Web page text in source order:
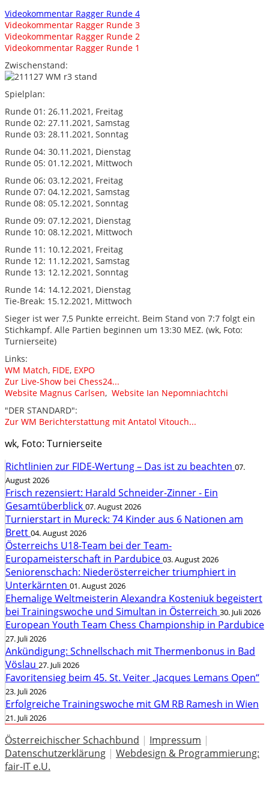
Videokommentar Ragger Runde 4
Videokommentar Ragger Runde 3
Videokommentar Ragger Runde 2
Videokommentar Ragger Runde 1
Zwischenstand:
Spielplan:
Runde 01: 26.11.2021, Freitag
Runde 02: 27.11.2021, Samstag
Runde 03: 28.11.2021, Sonntag
Runde 04: 30.11.2021, Dienstag
Runde 05: 01.12.2021, Mittwoch
Runde 06: 03.12.2021, Freitag
Runde 07: 04.12.2021, Samstag
Runde 08: 05.12.2021, Sonntag
Runde 09: 07.12.2021, Dienstag
Runde 10: 08.12.2021, Mittwoch
Runde 11: 10.12.2021, Freitag
Runde 12: 11.12.2021, Samstag
Runde 13: 12.12.2021, Sonntag
Runde 14: 14.12.2021, Dienstag
Tie-Break: 15.12.2021, Mittwoch
Sieger ist wer 7,5 Punkte erreicht. Beim Stand von 7:7 folgt ein
Stichkampf. Alle Partien beginnen um 13:30 MEZ. (wk, Foto:
Turnierseite)
Links:
WM Match, FIDE, EXPO
Zur Live-Show bei Chess24...
Website Magnus Carlsen, Website Ian Nepomniachtchi
"DER STANDARD":
Zur WM Berichterstattung mit Antatol Vitouch...
wk, Foto: Turnierseite
Richtlinien zur FIDE-Wertung – Das ist zu beachten 07.
August 2026
Frisch rezensiert: Harald Schneider-Zinner - Ein
Gesamtüberblick 07. August 2026
Turnierstart in Mureck: 74 Kinder aus 6 Nationen am
Brett 04. August 2026
Österreichs U18-Team bei der Team-
Europameisterschaft in Pardubice 03. August 2026
Seniorenschach: Niederösterreicher triumphiert in
Unterkärnten 01. August 2026
Ehemalige Weltmeisterin Alexandra Kosteniuk begeistert
bei Trainingswoche und Simultan in Österreich 30. Juli 2026
European Youth Team Chess Championship in Pardubice
27. Juli 2026
Ankündigung: Schnellschach mit Thermenbonus in Bad
Vöslau 27. Juli 2026
Favoritensieg beim 45. St. Veiter „Jacques Lemans Open“
23. Juli 2026
Erfolgreiche Trainingswoche mit GM RB Ramesh in Wien
21. Juli 2026
Österreichischer Schachbund | Impressum |
Datenschutzerklärung | Webdesign & Programmierung:
fair-IT e.U.